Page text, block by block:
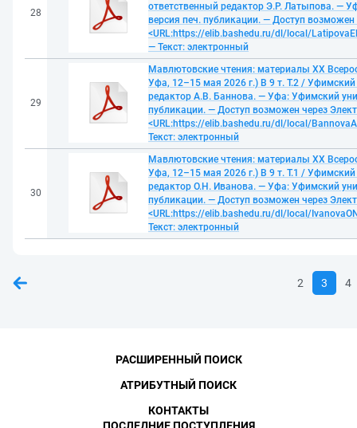
28
ответственный редактор Э.Р. Латыпова. —
версия печ. публикации. — Доступ
<URL:https://elib.bashedu.ru/dl/local/
— Текст: электронный
29
Мавлютовские чтения: материалы XX
Уфа, 12–15 мая 2026 г.) В 9 т. Т.2 / Уфимский
редактор А.В. Баннова. — Уфа: Уфимский
публикации. — Доступ возможен через
<URL:https://elib.bashedu.ru/dl/local/
Текст: электронный
30
Мавлютовские чтения: материалы XX
Уфа, 12–15 мая 2026 г.) В 9 т. Т.1 / Уфимский
редактор О.Н. Иванова. — Уфа: Уфимский
публикации. — Доступ возможен через
<URL:https://elib.bashedu.ru/dl/local/
Текст: электронный
2 3 4
РАСШИРЕННЫЙ ПОИСК
АТРИБУТНЫЙ ПОИСК
КОНТАКТЫ